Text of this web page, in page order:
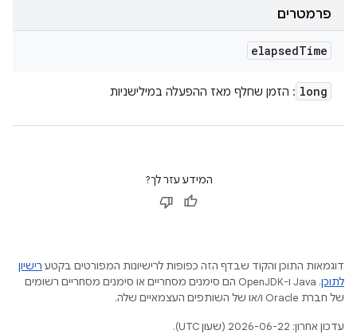
פרמטרים
elapsedTime
long : הזמן שחלף מאז ההפעלה במילישניות
המידע עזר לך?
דוגמאות התוכן והקוד שבדף הזה כפופות לרישיונות המפורטים בקטע רישיון
לתוכן
.‏ Java ו-OpenJDK הם סימנים מסחריים או סימנים מסחריים רשומים
של חברת Oracle ו/או של השותפים העצמאיים שלה.
עדכון אחרון: 2026-06-22 (שעון UTC).